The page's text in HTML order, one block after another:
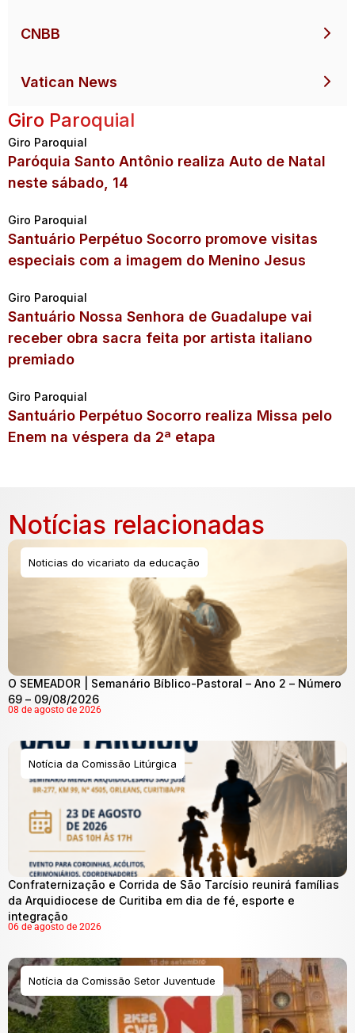
CNBB
Vatican News
Giro Paroquial
Giro Paroquial
Paróquia Santo Antônio realiza Auto de Natal
neste sábado, 14
Giro Paroquial
Santuário Perpétuo Socorro promove visitas
especiais com a imagem do Menino Jesus
Giro Paroquial
Santuário Nossa Senhora de Guadalupe vai
receber obra sacra feita por artista italiano
premiado
Giro Paroquial
Santuário Perpétuo Socorro realiza Missa pelo
Enem na véspera da 2ª etapa
Notícias relacionadas
Noticias do vicariato da educação
O SEMEADOR | Semanário Bíblico-Pastoral – Ano 2 – Número
69 – 09/08/2026
08 de agosto de 2026
Notícia da Comissão Litúrgica
Confraternização e Corrida de São Tarcísio reunirá famílias
da Arquidiocese de Curitiba em dia de fé, esporte e
integração
06 de agosto de 2026
Notícia da Comissão Setor Juventude